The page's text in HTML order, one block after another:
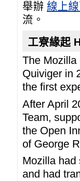
舉辦 線上
流。
工寮緣起
The
Quiviger in
the first
After April
Team,
the Open
of George
Mozilla had
and had